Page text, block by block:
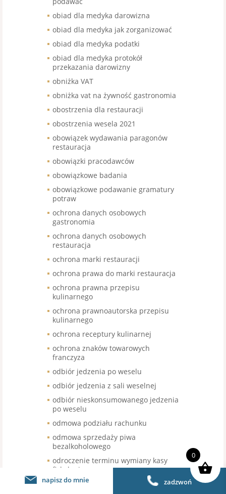
obiad dla medyka darowizna
obiad dla medyka jak zorganizować
obiad dla medyka podatki
obiad dla medyka protokół
przekazania darowizny
obniżka VAT
obniżka vat na żywność gastronomia
obostrzenia dla restauracji
obostrzenia wesela 2021
obowiązek wydawania paragonów
restauracja
obowiązki pracodawców
obowiązkowe badania
obowiązkowe podawanie gramatury
potraw
ochrona danych osobowych
gastronomia
ochrona danych osobowych
restauracja
ochrona marki restauracji
ochrona prawa do marki restauracja
ochrona prawna przepisu
kulinarnego
ochrona prawnoautorska przepisu
kulinarnego
ochrona receptury kulinarnej
ochrona znaków towarowych
franczyza
odbiór jedzenia po weselu
odbiór jedzenia z sali weselnej
odbiór nieskonsumowanego jedzenia
po weselu
odmowa podziału rachunku
odmowa sprzedaży piwa
bezalkoholowego
odroczenie terminu wymiany kasy
fiskalnej
odroczenie wymiany kas fiskalnej
napisz do mnie zadzwoń
0